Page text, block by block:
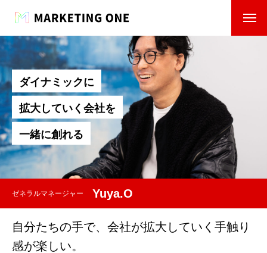
ダイナ ミ ックに
拡大 してい く 会社を
一緒に創れる
ゼネラルマネージャー Yuya.O
自分たちの手で、会社が拡大していく手触り
感が楽しい。